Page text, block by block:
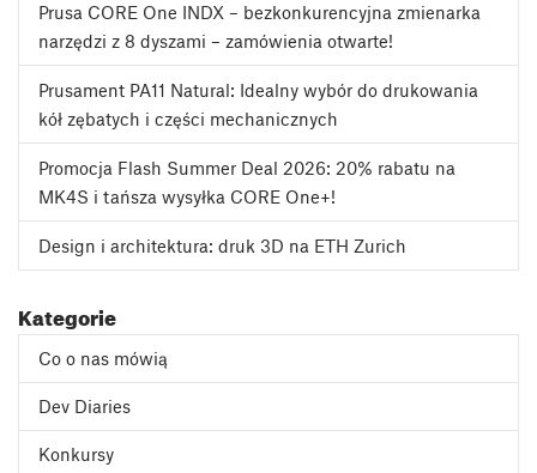
Prusa CORE One INDX – bezkonkurencyjna zmienarka
narzędzi z 8 dyszami – zamówienia otwarte!
Prusament PA11 Natural: Idealny wybór do drukowania
kół zębatych i części mechanicznych
Promocja Flash Summer Deal 2026: 20% rabatu na
MK4S i tańsza wysyłka CORE One+!
Design i architektura: druk 3D na ETH Zurich
Kategorie
Co o nas mówią
Dev Diaries
Konkursy